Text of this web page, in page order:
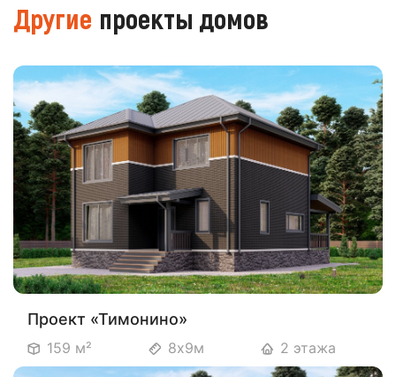
Другие проекты домов
Проект «Тимонино»
159 м² 8х9м 2 этажа